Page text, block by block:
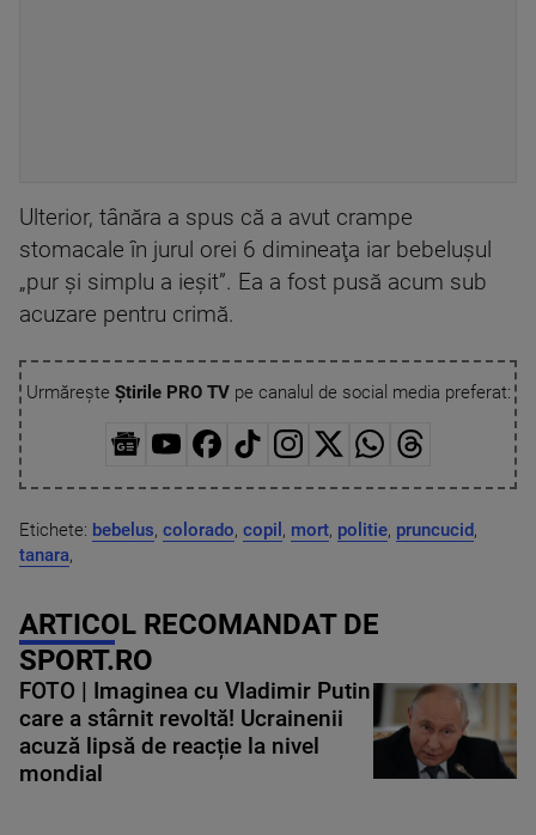
Ulterior, tânăra a spus că a avut crampe
stomacale în jurul orei 6 dimineaţa iar bebeluşul
„pur şi simplu a ieşit”. Ea a fost pusă acum sub
acuzare pentru crimă.
Urmărește Știrile PRO TVpe canalul de social media preferat:
Etichete: bebelus, colorado, copil , mort, politie, pruncucid,
tanara,
ARTICOL RECOMANDAT DE
SPORT.RO
FOTO | Imaginea cu Vladimir Putin
care a stârnit revoltă! Ucrainenii
acuză lipsă de reacție la nivel
mondial